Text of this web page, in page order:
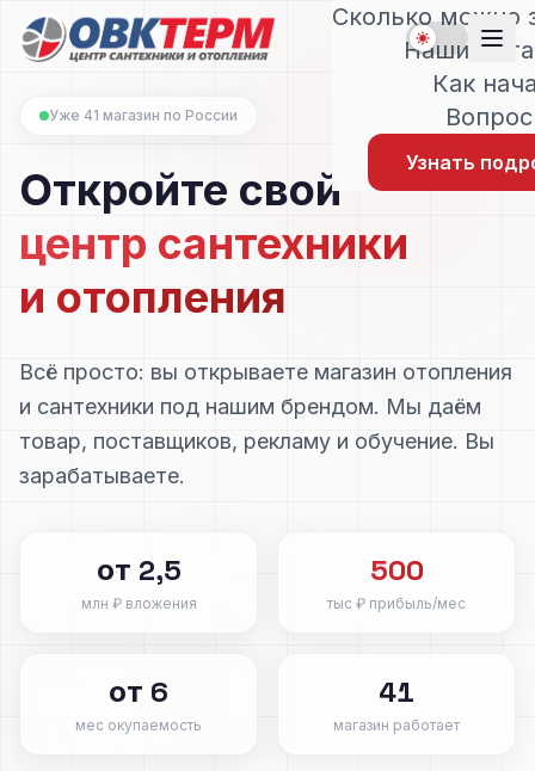
Сколько можно
Наши
Как
Узнать
Уже 41 магазин по России
Откройте свой
центр сантехники
и отопления
Всё просто: вы открываете магазин отопления
и сантехники под нашим брендом. Мы даём
товар, поставщиков, рекламу и обучение. Вы
зарабатываете.
от 2,5
млн ₽ вложения
500
тыс ₽ прибыль/мес
от 6
мес окупаемость
41
магазин работает